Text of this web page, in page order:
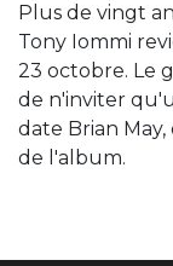
Plus de vingt
Tony Iommi
23 octobre. Le
de n'inviter
date Brian
de l'album.